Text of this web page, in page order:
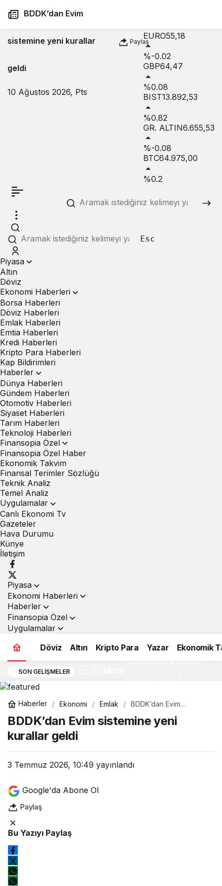
10 Ağustos 2026, Pts
EURO55,18
%-0.02
GBP64,47
%0.08
BIST13.892,53
%0.82
GR. ALTIN6.655,53
%-0.08
BTC64.975,00
%0.2
Esc
Piyasa
Altın
Döviz
Ekonomi Haberleri
Borsa Haberleri
Döviz Haberleri
Emlak Haberleri
Emtia Haberleri
Kredi Haberleri
Kripto Para Haberleri
Kap Bildirimleri
Haberler
Dünya Haberleri
Gündem Haberleri
Otomotiv Haberleri
Siyaset Haberleri
Tarım Haberleri
Teknoloji Haberleri
Finansopia Özel
Finansopia Özel Haber
Ekonomik Takvim
Finansal Terimler Sözlüğü
Teknik Analiz
Temel Analiz
Uygulamalar
Canlı Ekonomi Tv
Gazeteler
Hava Durumu
Künye
İletişim
Piyasa
Ekonomi Haberleri
Haberler
Finansopia Özel
Uygulamalar
Döviz
Altın Kripto Para Yazar Ekonomik
SON GELIŞMELER
açıklanmaya devam
çeyrek bilanço
tarihleri
Haberler Ekonomi Emlak
BDDK’dan Evim
geldi
BDDK’dan Evim sistemine yeni
kurallar geldi
3 Temmuz 2026, 10:49 yayınlandı
Google'da Abone Ol
Paylaş
Bu Yazıyı Paylaş
BDDK’dan Evim
sistemine yeni kurallar
geldi
Paylaş